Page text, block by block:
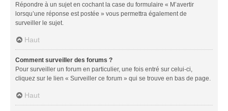
Répondre à un sujet en cochant la case du formulaire « M’avertir
lorsqu’une réponse est postée » vous permettra également de
surveiller le sujet.
Haut
Comment surveiller des forums ?
Pour surveiller un forum en particulier, une fois entré sur celui-ci,
cliquez sur le lien « Surveiller ce forum » qui se trouve en bas de page.
Haut